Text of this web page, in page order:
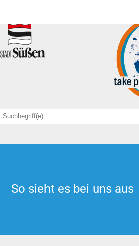
Wir für
NEWS
Save
So sieht es bei uns aus